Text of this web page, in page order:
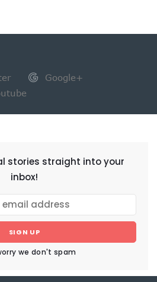
Google+
stories straight into your
inbox!
SIGN UP
we don't spam